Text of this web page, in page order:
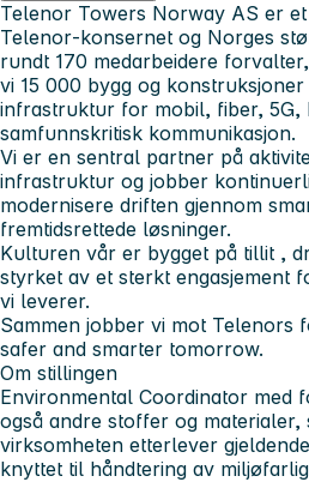
Telenor Towers Norway AS er
Telenor‑konsernet og Norges
rundt 170 medarbeidere
vi 15 000 bygg og konstruksjoner
infrastruktur for mobil, fiber, 5G,
samfunnskritisk kommunikasjon.
Vi er en sentral partner på
infrastruktur og jobber
modernisere driften gjennom
fremtidsrettede løsninger.
Kulturen vår er bygget på tillit ,
styrket av et sterkt engasjement
vi leverer.
Sammen jobber vi mot Telenors
safer and smarter tomorrow.
Om stillingen
Environmental Coordinator med
også andre stoffer og materialer,
virksomheten etterlever
knyttet til håndtering av